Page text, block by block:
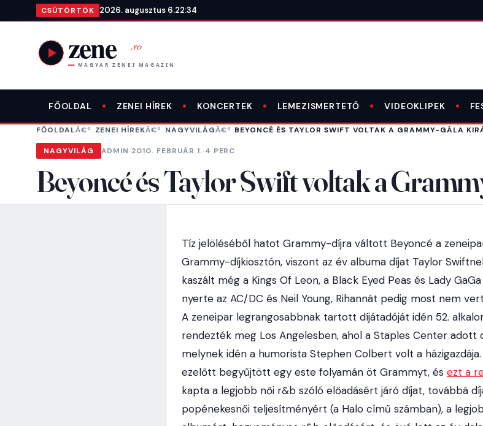
Ugrás a tartalomra
CSÜTÖRTÖK 2026. augusztus 6.22:34
FŐOLDAL ZENEI HÍREK KONCERTEK LEMEZISMERTETŐ VIDEOKLIPEK
FŐOLDAL ZENEI HÍREK NAGYVILÁG BEYONCÉ ÉS TAYLOR SWIFT VOLTAK A GRAMMY-GÁLA
NAGYVILÁG ADMIN·2010. FEBRUÁR 1.·4 PERC
Beyoncé és Taylor Swift voltak a
Tíz jelöléséből hatot Grammy-díjra váltott Beyoncé a
Grammy-díjkiosztón, viszont az év albuma díjat Taylor
kaszált még a Kings Of Leon, a Black Eyed Peas és Lady
nyerte az AC/DC és Neil Young, Rihannát pedig most nem
A zeneipar legrangosabbnak tartott díjátadóját idén 52.
rendezték meg Los Angelesben, ahol a Staples Center
melynek idén a humorista Stephen Colbert volt a
ezelőtt begyűjtött egy este folyamán öt Grammyt, és ezt a
kapta a legjobb női r&b szóló előadásért járó díjat, továbbá
popénekesnői teljesítményért (a Halo című számban), a